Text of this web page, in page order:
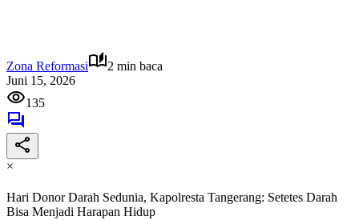
Zona Reformasi
2 min baca
Juni 15, 2026
135
×
Hari Donor Darah Sedunia, Kapolresta Tangerang: Setetes Darah
Bisa Menjadi Harapan Hidup